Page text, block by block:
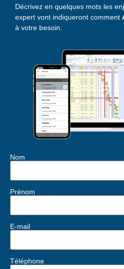
Décrivez en quelques mots les
expert vont indiqueront comment
à votre besoin.
Nom
Prénom
E-mail
Téléphone